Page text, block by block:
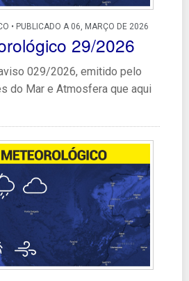
• PUBLICADO A 06, MARÇO DE 2026
29/2026
029/2026, emitido pelo
do Mar e Atmosfera que aqui